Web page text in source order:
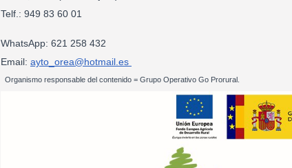
Telf.: 949 83 60 01
WhatsApp: 621 258 432
Email: ayto_orea@hotmail.es
Organismo responsable del contenido = Grupo Operativo Go Prorural.